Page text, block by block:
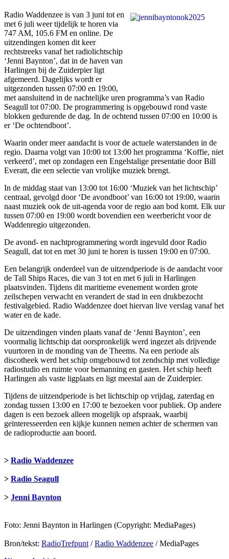
Radio Waddenzee is van 3 juni tot en
met 6 juli weer tijdelijk te horen via
747 AM, 105.6 FM en online. De
uitzendingen komen dit keer
rechtstreeks vanaf het radiolichtschip
‘Jenni Baynton’, dat in de haven van
Harlingen bij de Zuiderpier ligt
afgemeerd. Dagelijks wordt er
uitgezonden tussen 07:00 en 19:00,
met aansluitend in de nachtelijke uren programma’s van Radio
Seagull tot 07:00. De programmering is opgebouwd rond vaste
blokken gedurende de dag. In de ochtend tussen 07:00 en 10:00 is
er ‘De ochtendboot’.
Waarin onder meer aandacht is voor de actuele waterstanden in de
regio. Daarna volgt van 10:00 tot 13:00 het programma ‘Koffie, niet
verkeerd’, met op zondagen een Engelstalige presentatie door Bill
Everatt, die een selectie van vrolijke muziek brengt.
In de middag staat van 13:00 tot 16:00 ‘Muziek van het lichtschip’
centraal, gevolgd door ‘De avondboot’ van 16:00 tot 19:00, waarin
naast muziek ook de uit-agenda voor de regio aan bod komt. Elk uur
tussen 07:00 en 19:00 wordt bovendien een weerbericht voor de
Waddenregio uitgezonden.
De avond- en nachtprogrammering wordt ingevuld door Radio
Seagull, dat tot en met 30 juni te horen is tussen 19:00 en 07:00.
Een belangrijk onderdeel van de uitzendperiode is de aandacht voor
de Tall Ships Races, die van 3 tot en met 6 juli in Harlingen
plaatsvinden. Tijdens dit maritieme evenement worden grote
zeilschepen verwacht en verandert de stad in een drukbezocht
festivalgebied. Radio Waddenzee doet hiervan live verslag vanaf het
water en de kade.
De uitzendingen vinden plaats vanaf de ‘Jenni Baynton’, een
voormalig lichtschip dat oorspronkelijk werd ingezet als drijvende
vuurtoren in de monding van de Theems. Na een periode als
discotheek werd het schip omgebouwd tot zendschip met volledige
radiostudio en ruimte voor bemanning en gasten. Het schip heeft
Harlingen als vaste ligplaats en ligt meestal aan de Zuiderpier.
Tijdens de uitzendperiode is het lichtschip op vrijdag, zaterdag en
zondag tussen 13:00 en 17:00 te bezoeken voor publiek. Op andere
dagen is een bezoek alleen mogelijk op afspraak, waarbij
geïnteresseerden een kijkje kunnen nemen achter de schermen van
de radioproductie aan boord.
> Radio Waddenzee
> Radio Seagull
> Jenni Baynton
Foto: Jenni Baynton in Harlingen (Copyright: MediaPages)
Bron/tekst: RadioTrefpunt /Radio Waddenzee / MediaPages